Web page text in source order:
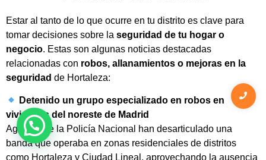
Estar al tanto de lo que ocurre en tu distrito es clave para
tomar decisiones sobre la seguridad de tu hogar o
negocio. Estas son algunas noticias destacadas
relacionadas con robos, allanamientos o mejoras en la
seguridad de Hortaleza:
Detenido un grupo especializado en robos en
viviendas del noreste de Madrid
Agentes de la Policía Nacional han desarticulado una
banda que operaba en zonas residenciales de distritos
como Hortaleza y Ciudad Lineal, aprovechando la ausencia